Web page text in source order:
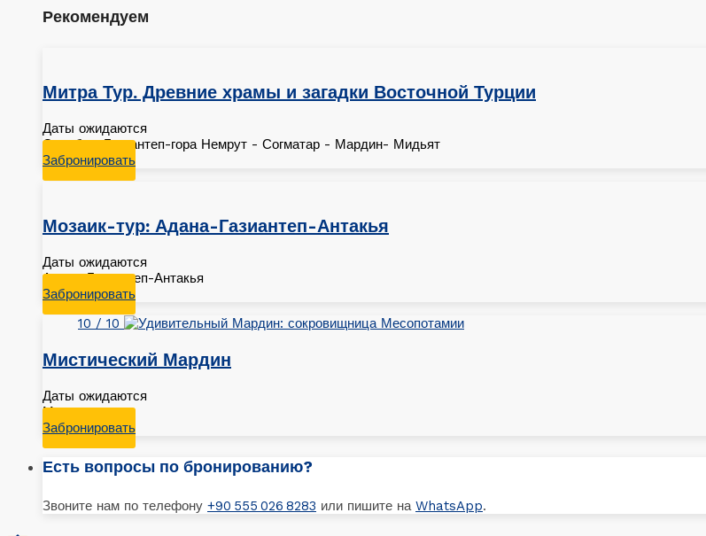
Рекомендуем
Митра Тур. Древние храмы и загадки Восточной Турции
Даты ожидаются
Стамбул-Газиантеп-гора Немрут - Согматар - Мардин- Мидьят
Забронировать
Мозаик-тур: Адана-Газиантеп-Антакья
Даты ожидаются
Адана-Газиантеп-Антакья
Забронировать
10 / 10
Мистический Мардин
Даты ожидаются
Мардин
Забронировать
Есть вопросы по бронированию?
Звоните нам по телефону +90 555 026 8283 или пишите на WhatsApp.